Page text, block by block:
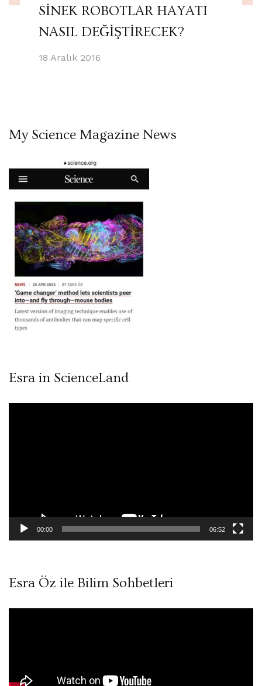
SİNEK ROBOTLAR HAYATI
NASIL DEĞİŞTİRECEK?
18 Aralık 2016
My Science Magazine News
Esra in ScienceLand
00:00 06:52
Esra Öz ile Bilim Sohbetleri